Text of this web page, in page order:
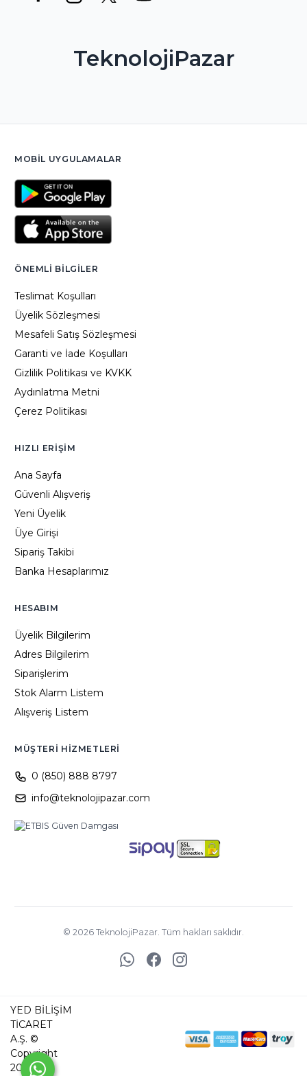
TeknolojiPazar
MOBIL UYGULAMALAR
ÖNEMLI BILGILER
Teslimat Koşulları
Üyelik Sözleşmesi
Mesafeli Satış Sözleşmesi
Garanti ve İade Koşulları
Gizlilik Politikası ve KVKK
Aydınlatma Metni
Çerez Politikası
HIZLI ERIŞIM
Ana Sayfa
Güvenli Alışveriş
Yeni Üyelik
Üye Girişi
Sipariş Takibi
Banka Hesaplarımız
HESABIM
Üyelik Bilgilerim
Adres Bilgilerim
Siparişlerim
Stok Alarm Listem
Alışveriş Listem
MÜŞTERI HIZMETLERI
0 (850) 888 8797
info@teknolojipazar.com
© 2026 TeknolojiPazar. Tüm hakları saklıdır.
YED BİLİŞİM
TİCARET
A.Ş. ©
Copyright
2025